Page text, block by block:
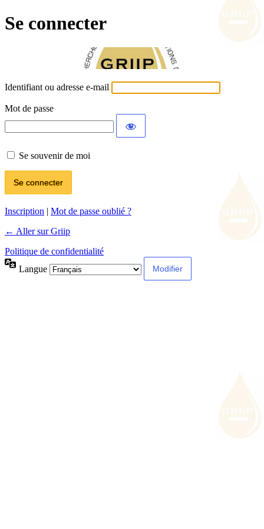
Se connecter
Identifiant ou adresse e-mail
Mot de passe
Se souvenir de moi
Inscription | Mot de passe oublié ?
← Aller sur Griip
Politique de confidentialité
Langue